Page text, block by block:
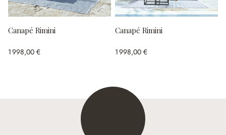
Canapé Rimini
1 998,00 €
Canapé Rimini
1 998,00 €